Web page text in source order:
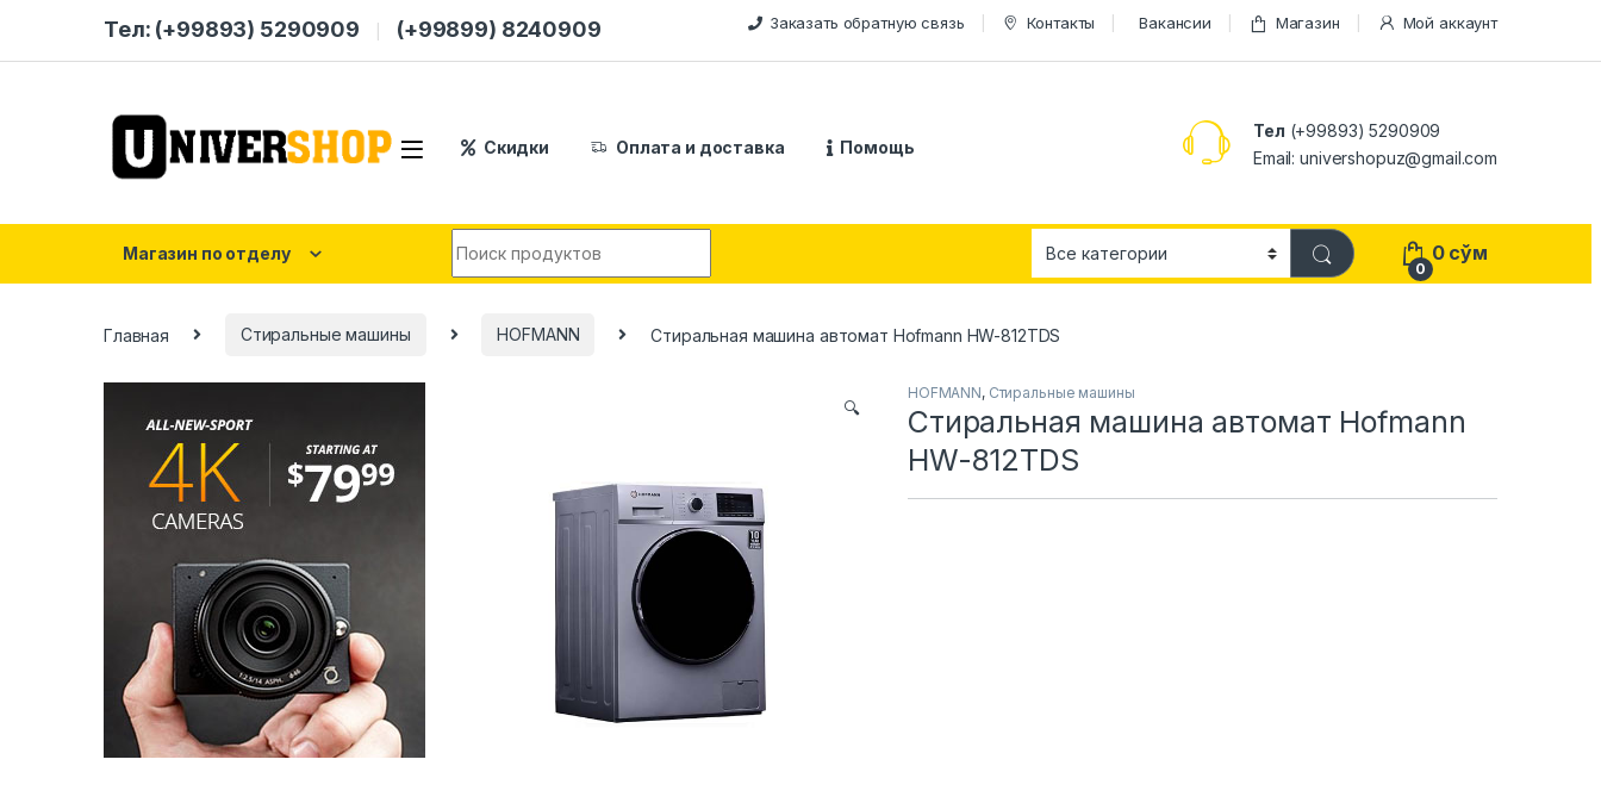
Тел: (+99893) 5290909 (+99899) 8240909 Заказать обратную связь Контакты Вакансии Магазин Мой аккаунт
Скидки Оплата и доставка Помощь
Тел (+99893) 5290909
Email: univershopuz@gmail.com
Магазин по отделу
0
0 сўм
Главная Стиральные машины HOFMANN Стиральная машина автомат Hofmann HW-812TDS
🔍
HOFMANN, Стиральные машины
Стиральная машина автомат Hofmann
HW-812TDS